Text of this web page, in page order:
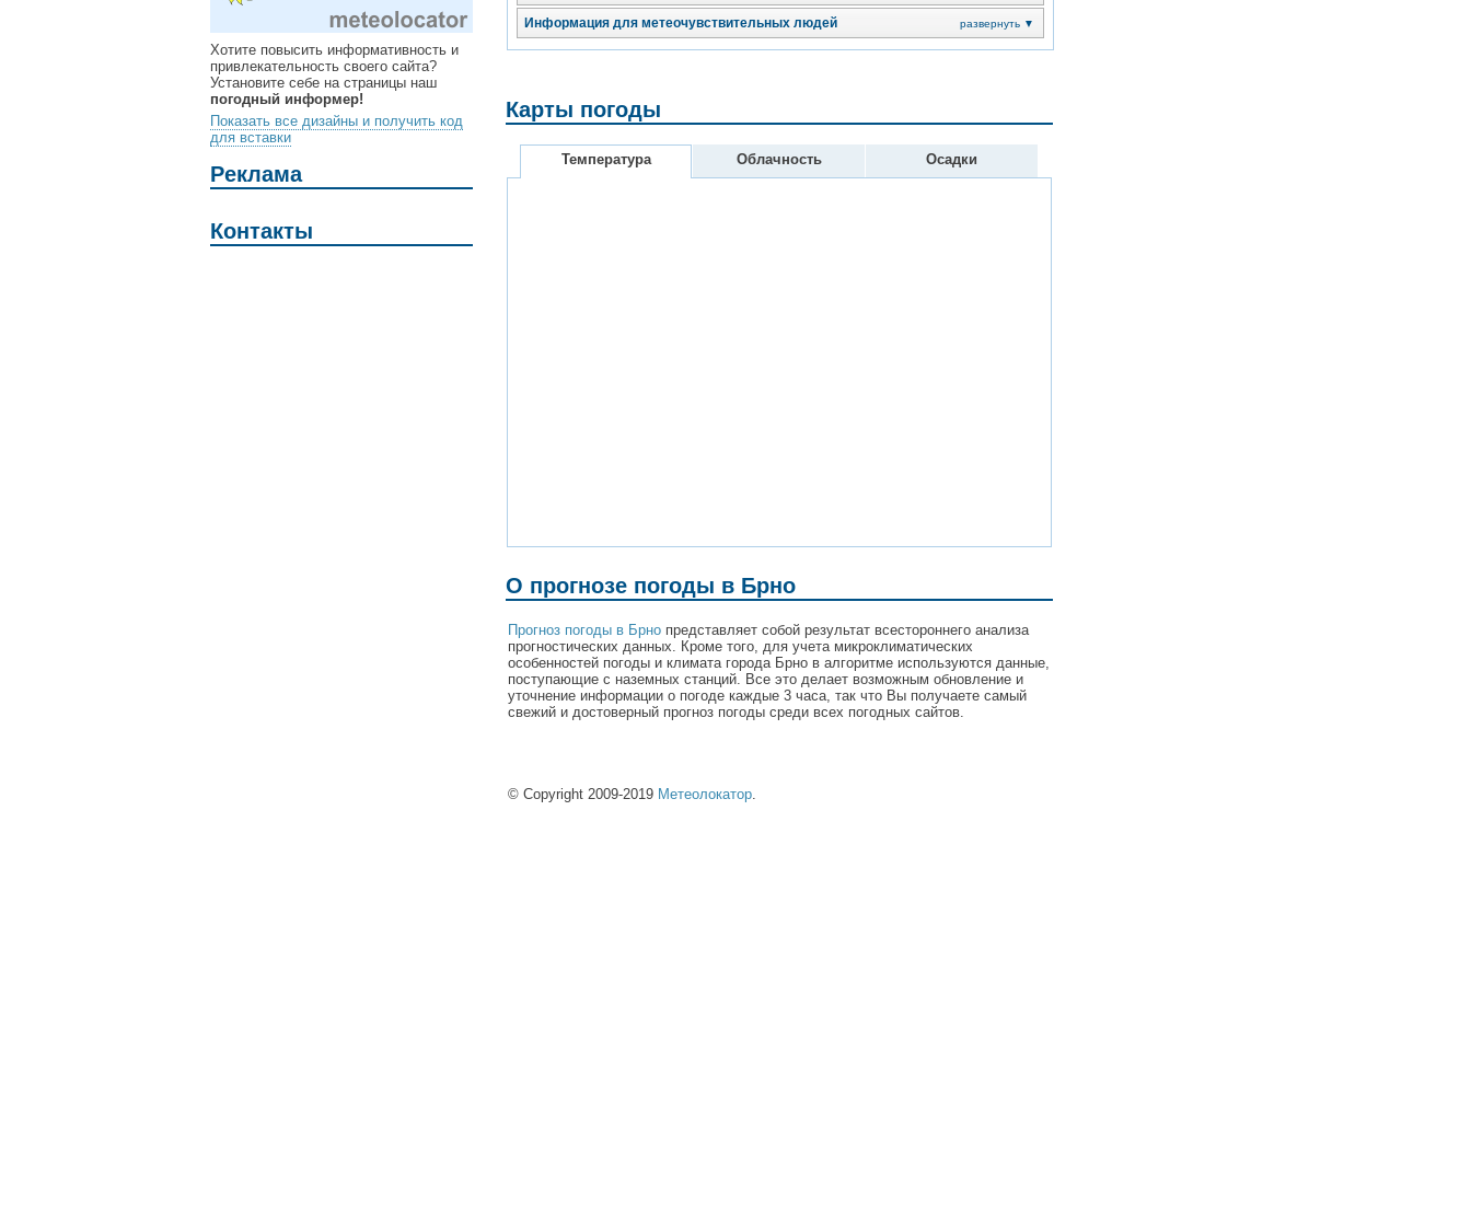
Хотите повысить информативность и
привлекательность своего сайта?
Установите себе на страницы наш
погодный информер!
Показать все дизайны и получить код
для вставки
Реклама
Контакты
Информация для метеочувствительных людей развернуть ▼
Карты погоды
Температура Облачность Осадки
О прогнозе погоды в Брно
Прогноз погоды в Брно представляет собой результат всестороннего анализа
прогностических данных. Кроме того, для учета микроклиматических
особенностей погоды и климата города Брно в алгоритме используются данные,
поступающие с наземных станций. Все это делает возможным обновление и
уточнение информации о погоде каждые 3 часа, так что Вы получаете самый
свежий и достоверный прогноз погоды среди всех погодных сайтов.
© Copyright 2009-2019 Метеолокатор